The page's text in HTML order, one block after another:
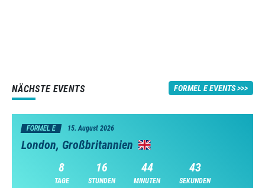
NÄCHSTE EVENTS FORMEL E EVENTS
FORMEL E 15. August 2026
London, Großbritannien
8
TAGE
16
STUNDEN
44
MINUTEN
43
SEKUNDEN